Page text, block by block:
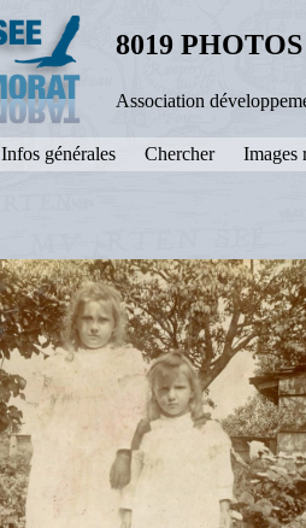
8019
Association
Infos générales Chercher Images